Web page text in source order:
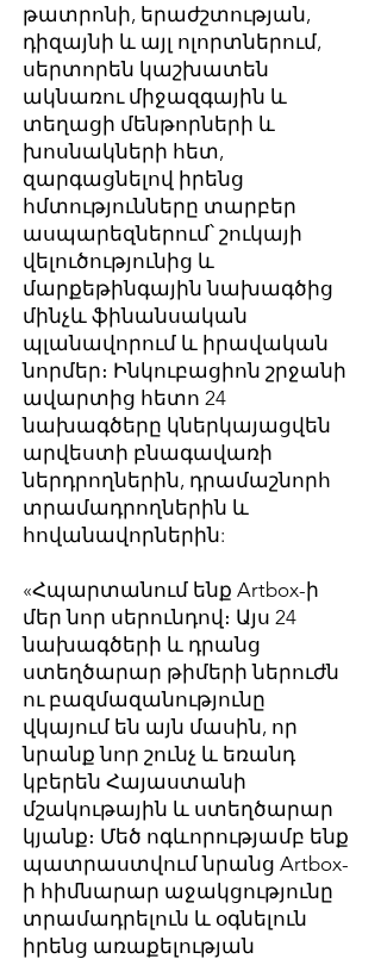
թատրոնի, երաժշտության,
դիզայնի և այլ ոլորտներում,
սերտորեն կաշխատեն
ակնառու միջազգային և
տեղացի մենթորների և
խոսնակների հետ,
զարգացնելով իրենց
հմտությունները տարբեր
ասպարեզներում՝ շուկայի
վելուծությունից և
մարքեթինգային նախագծից
մինչև ֆինանսական
պլանավորում և իրավական
նորմեր։ Ինկուբացիոն շրջանի
ավարտից հետո 24
նախագծերը կներկայացվեն
արվեստի բնագավառի
ներդրողներին, դրամաշնորհ
տրամադրողներին և
հովանավորներին:
«Հպարտանում ենք Artbox-ի
մեր նոր սերունդով։ Այս 24
նախագծերի և դրանց
ստեղծարար թիմերի ներուժն
ու բազմազանությունը
վկայում են այն մասին, որ
նրանք նոր շունչ և եռանդ
կբերեն Հայաստանի
մշակութային և ստեղծարար
կյանք։ Մեծ ոգևորությամբ ենք
պատրաստվում նրանց Artbox-
ի հիմնարար աջակցությունը
տրամադրելուն և օգնելուն
իրենց առաքելության